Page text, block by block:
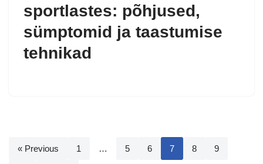
sportlastes: põhjused,
sümptomid ja taastumise
tehnikad
« Previous 1 … 5 6 7 8 9